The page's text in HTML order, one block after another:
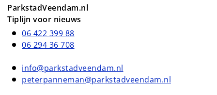
ParkstadVeendam.nl
Tiplijn voor nieuws
06 422 399 88
06 294 36 708
info@parkstadveendam.nl
peterpanneman@parkstadveendam.nl